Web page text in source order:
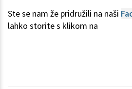
Ste se nam že pridružili na naši
lahko storite s klikom na